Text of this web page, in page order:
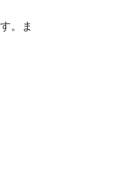
。ま